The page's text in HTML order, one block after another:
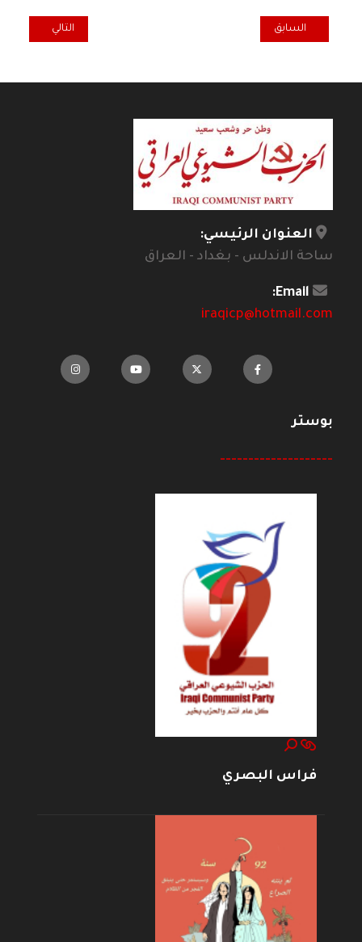
المقال السابق: تعزية منظمة الحزب في الدنمارك برحيل الرفيق
السابق المقال التالي:
التالي
العنوان الرئيسي:
ساحة الاندلس - بغداد - العراق
Email:
iraqicp@hotmail.com
بوستر
--------------------
فراس البصري